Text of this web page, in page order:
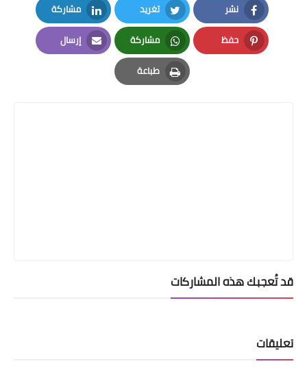
نشر
Facebook
تغريد
Twitter
مشاركة
LinkedIn
حفظ
Pinterest
مشاركة
Whatsapp
إرسال
Email
طباعة
Print
قد تُعجبك هذه المشاركات
تعليقات